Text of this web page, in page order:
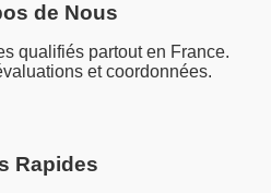
de Nous
qualifiés partout en France.
et coordonnées.
Rapides